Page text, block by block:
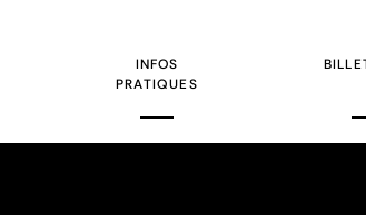
INFOS
PRATIQUES